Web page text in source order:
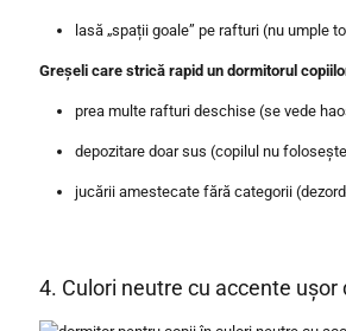
lasă „spații goale” pe rafturi (nu umple
Greșeli care strică rapid un dormitorul
prea multe rafturi deschise (se vede
depozitare doar sus (copilul nu
jucării amestecate fără categorii
4. Culori neutre cu accente ușor